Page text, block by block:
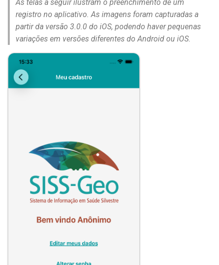
As telas a seguir ilustram o preenchimento de um
registro no aplicativo. As imagens foram capturadas a
partir da versão 3.0.0 do iOS, podendo haver pequenas
variações em versões diferentes do Android ou iOS.